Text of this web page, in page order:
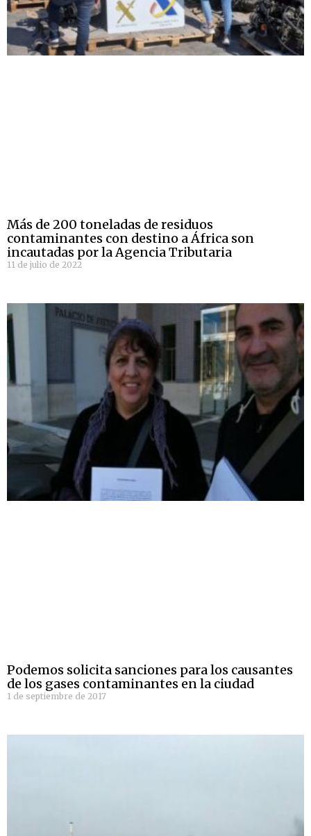
Más de 200 toneladas de residuos
contaminantes con destino a África son
incautadas por la Agencia Tributaria
11 de julio de 2022
Podemos solicita sanciones para los causantes
de los gases contaminantes en la ciudad
1 de septiembre de 2017